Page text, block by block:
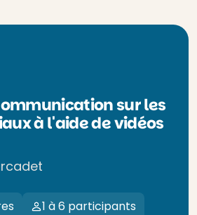
sur les
à l'aide de vidéos
1 à 6 participants